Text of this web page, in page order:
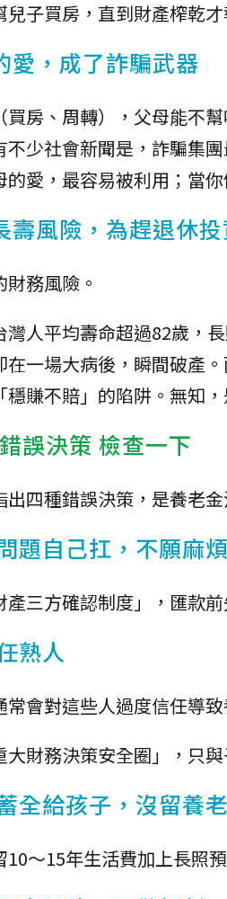
子買房，直到財產榨乾才
愛，成了詐騙武器
買房、周轉），父母能不
不少社會新聞是，詐騙集
愛，最容易被利用；當
壽風險，為趕退休
務風險。
灣人平均壽命超過82歲，
在一場大病後，瞬間破產
賺不賠」的陷阱。無知
誤決策 檢查一下
四種錯誤決策，是養老金
題自己扛，不願麻
產三方確認制度」，匯款
熟人
會對這些人過度信任導
大財務決策安全圈」，只
全給孩子，沒留養
10～15年生活費加上長照